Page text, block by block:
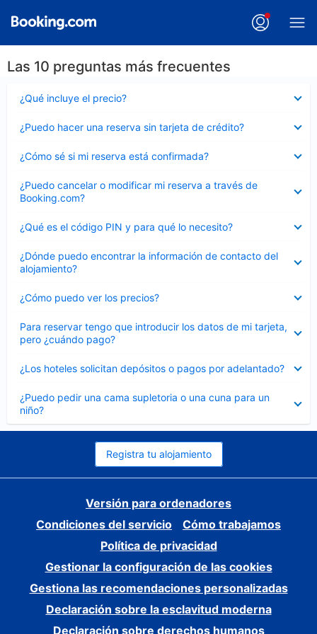
Las 10 preguntas más frecuentes
¿Qué incluye el precio?
cerrado
¿Puedo hacer una reserva sin tarjeta de crédito?
cerrado
¿Cómo sé si mi reserva está confirmada?
cerrado
¿Puedo cancelar o modificar mi reserva a través de
Booking.com?
cerrado
¿Qué es el código PIN y para qué lo necesito?
cerrado
¿Dónde puedo encontrar la información de contacto del
alojamiento?
cerrado
¿Cómo puedo ver los precios?
cerrado
Para reservar tengo que introducir los datos de mi tarjeta,
pero ¿cuándo pago?
cerrado
¿Los hoteles solicitan depósitos o pagos por adelantado?
cerrado
¿Puedo pedir una cama supletoria o una cuna para un
niño?
cerrado
Registra tu alojamiento
Versión para ordenadores
Condiciones del servicio
Cómo trabajamos
Política de privacidad
Gestionar la configuración de las cookies
Gestiona las recomendaciones personalizadas
Declaración sobre la esclavitud moderna
Declaración sobre derechos humanos